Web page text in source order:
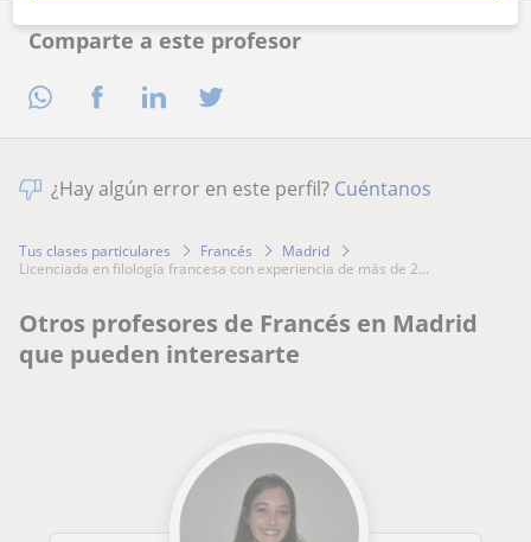
Comparte a este profesor
¿Hay algún error en este perfil? Cuéntanos
Tus clases particulares Francés
Madrid
licenciada en filología francesa con experiencia de más de 2...
Otros profesores de Francés en Madrid
que pueden interesarte